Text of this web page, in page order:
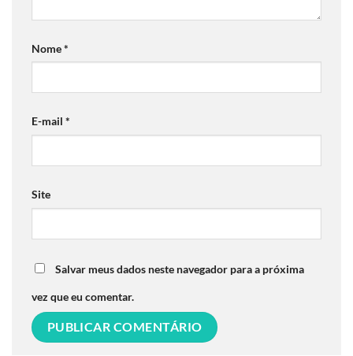
Nome*
E-mail *
Site
Salvar meus dados neste navegador para a próxima
vez que eu comentar.